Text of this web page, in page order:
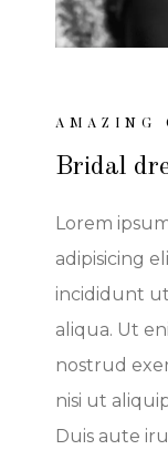
AMAZING
Bridal
Lorem
adipisicing
incididunt
aliqua. Ut
nostrud
nisi ut
Duis aute